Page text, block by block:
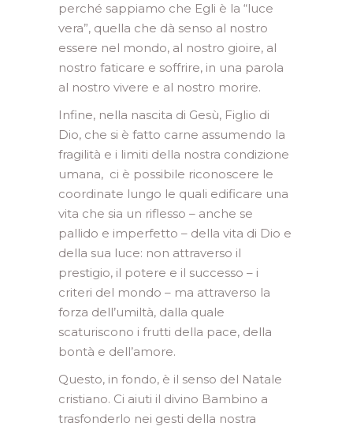
perché sappiamo che Egli è la “luce
vera”, quella che dà senso al nostro
essere nel mondo, al nostro gioire, al
nostro faticare e soffrire, in una parola
al nostro vivere e al nostro morire.
Infine, nella nascita di Gesù, Figlio di
Dio, che si è fatto carne assumendo la
fragilità e i limiti della nostra condizione
umana, ci è possibile riconoscere le
coordinate lungo le quali edificare una
vita che sia un riflesso – anche se
pallido e imperfetto – della vita di Dio e
della sua luce: non attraverso il
prestigio, il potere e il successo – i
criteri del mondo – ma attraverso la
forza dell’umiltà, dalla quale
scaturiscono i frutti della pace, della
bontà e dell’amore.
Questo, in fondo, è il senso del Natale
cristiano. Ci aiuti il divino Bambino a
trasfonderlo nei gesti della nostra